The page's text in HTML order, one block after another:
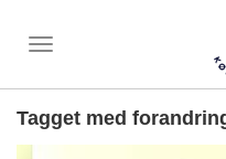
Toggle
Tagget med